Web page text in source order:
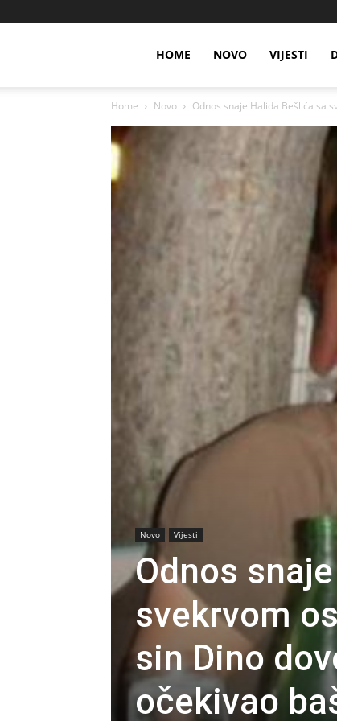
HOME NOVO VIJESTI
Home Novo Odnos snaje Halida Bešlića sa
Novo Vijesti
Odnos
svekrvom
sin Dino
očekivao